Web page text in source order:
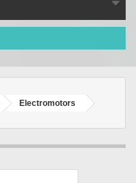
Electromotors